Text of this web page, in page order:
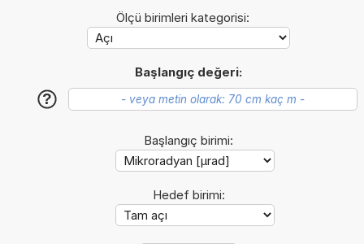
Ölçü birimleri kategorisi:
Başlangıç değeri:
?
Başlangıç birimi:
Hedef birimi: